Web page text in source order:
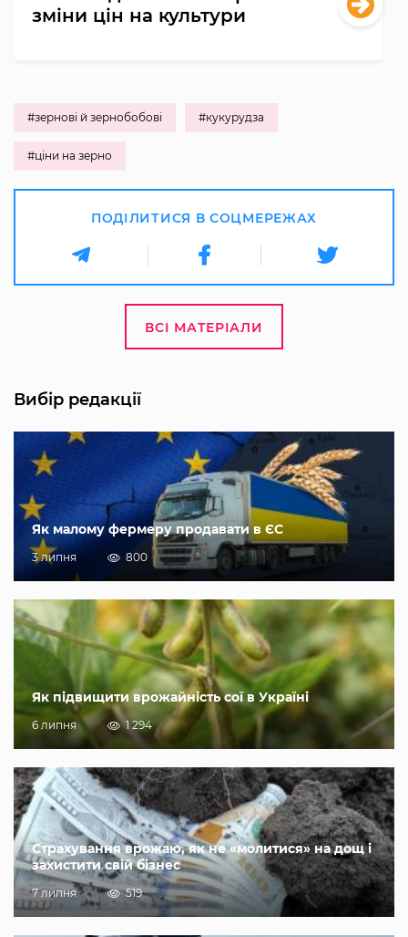
зміни цін на культури
#зернові й зернобобові #кукурудза
#ціни на зерно
ПОДІЛИТИСЯ В СОЦМЕРЕЖАХ
ВСІ МАТЕРІАЛИ
Вибір редакції
Як малому фермеру продавати в ЄС
3 липня 800
Як підвищити врожайність сої в Україні
6 липня 1 294
Страхування врожаю, як не «молитися» на дощ і
захистити свій бізнес
7 липня 519